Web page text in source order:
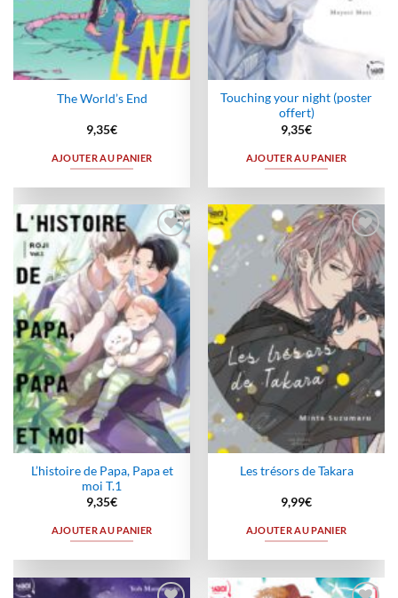
The World’s End
9,35€
AJOUTER AU PANIER
Touching your night (poster
offert)
9,35€
AJOUTER AU PANIER
Ajouter
à la
wishlist
L’histoire de Papa, Papa et
moi T.1
9,35€
AJOUTER AU PANIER
Ajouter
à la
wishlist
Les trésors de Takara
9,99€
AJOUTER AU PANIER